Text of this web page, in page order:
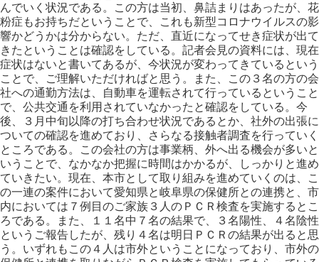
んでいく状況である。この方は当初、鼻詰まりはあったが、花
粉症もお持ちだということで、これも新型コロナウイルスの影
響かどうかは分からない。ただ、直近になってせき症状が出て
きたということは確認をしている。記者会見の資料には、現在
症状はないと書いてあるが、今状況が変わってきているという
ことで、ご理解いただければと思う。また、この３名の方の会
社への通勤方法は、自動車を運転されて行っているということ
で、公共交通を利用されていなかったと確認をしている。今
後、３月中旬以降の打ち合わせ状況であるとか、社外の出張に
ついての確認を進めており、さらなる接触者調査を行っていく
ところである。この会社の方は事業柄、外へ出る機会が多いと
いうことで、なかなか把握に時間はかかるが、しっかりと進め
ていきたい。現在、本市として取り組みを進めていくのは、こ
の一連の案件において愛知県と岐阜県の保健所との連携と、市
内においては７例目のご家族３人のＰＣＲ検査を実施するとこ
ろである。また、１１名中７名の結果で、３名陽性、４名陰性
というご報告したが、残り４名は明日ＰＣＲの結果が出ると思
う。いずれもこの４人は市外ということになっており、市外の